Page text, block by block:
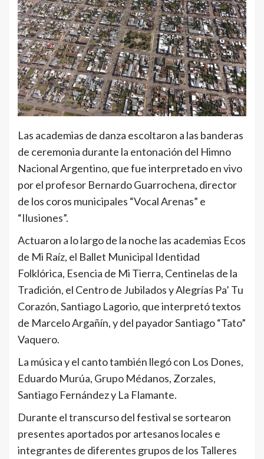
Las academias de danza escoltaron a las banderas
de ceremonia durante la entonación del Himno
Nacional Argentino, que fue interpretado en vivo
por el profesor Bernardo Guarrochena, director
de los coros municipales “Vocal Arenas” e
“Ilusiones”.
Actuaron a lo largo de la noche las academias Ecos
de Mi Raíz, el Ballet Municipal Identidad
Folklórica, Esencia de Mi Tierra, Centinelas de la
Tradición, el Centro de Jubilados y Alegrías Pa’ Tu
Corazón, Santiago Lagorio, que interpretó textos
de Marcelo Argañín, y del payador Santiago “Tato”
Vaquero.
La música y el canto también llegó con Los Dones,
Eduardo Murúa, Grupo Médanos, Zorzales,
Santiago Fernández y La Flamante.
Durante el transcurso del festival se sortearon
presentes aportados por artesanos locales e
integrantes de diferentes grupos de los Talleres